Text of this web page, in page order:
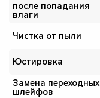
после попадания
влаги
Чистка от пыли
Юстировка
Замена переходных
шлейфов